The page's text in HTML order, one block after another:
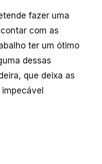
fazer uma
com as
ter um ótimo
dessas
que deixa as